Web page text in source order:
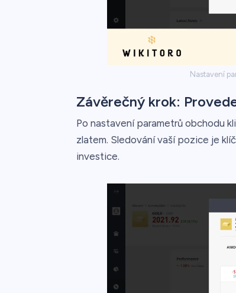
Nastavení
Závěrečný krok:
Po nastavení parametrů obchodu
zlatem. Sledování vaší pozice je
investice.